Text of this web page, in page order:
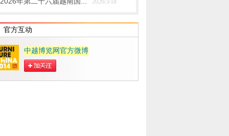
2026/3/18
官方互动
中越博览网官方微博